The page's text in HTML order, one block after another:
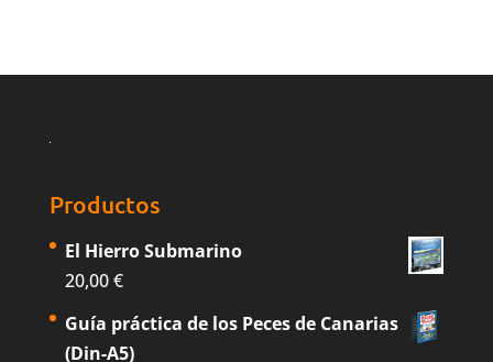
Productos
El Hierro Submarino
20,00€
Guía práctica de los Peces de Canarias
(Din-A5)